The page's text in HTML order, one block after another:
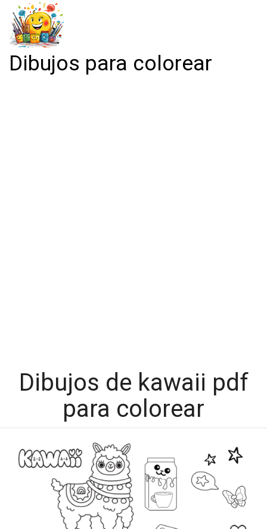
Dibujos para colorear
Dibujos de kawaii pdf
para colorear